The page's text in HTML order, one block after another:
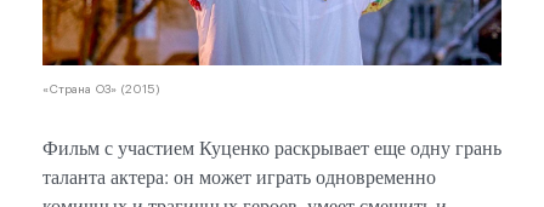
«Страна ОЗ» (2015)
Фильм с участием Куценко раскрывает еще одну грань
таланта актера: он может играть одновременно